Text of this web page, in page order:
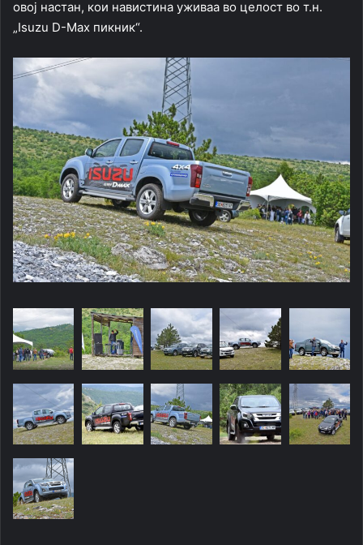
овој настан, кои навистина уживаа во целост во т.н.
„Isuzu D-Max пикник“.